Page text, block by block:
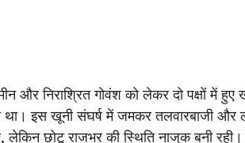
और निराश्रित गोवंश को लेकर दो पक्षों में
इस खूनी संघर्ष में जमकर तलवारबाजी और
छोटू राजभर की स्थिति नाजुक बनी